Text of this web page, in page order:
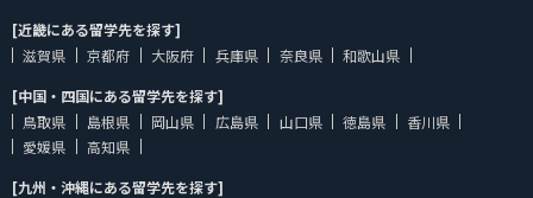
[近畿にある留学先を探す]
滋賀県
京都府 大阪府 兵庫県 奈良県
和歌山県
[中国・四国にある留学先を探す]
鳥取県
島根県 岡山県 広島県 山口県 徳島県
香川県
愛媛県
高知県
[九州・沖縄にある留学先を探す]